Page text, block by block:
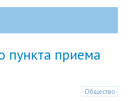
пункта приема
Общество